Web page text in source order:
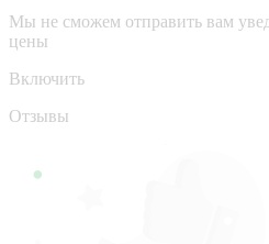
Мы не сможем отправить вам
цены
Включить
Отзывы